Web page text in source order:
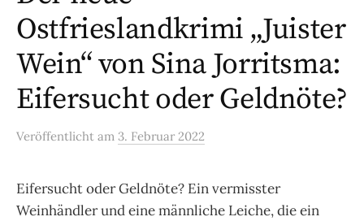
Ostfrieslandkrimi „Juister
Wein“ von Sina Jorritsma:
Eifersucht oder Geldnöte?
Veröffentlicht am 3. Februar 2022
Eifersucht oder Geldnöte? Ein vermisster
Weinhändler und eine männliche Leiche, die ein